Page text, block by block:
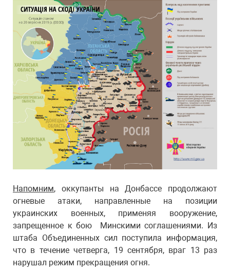
Напомним, оккупанты на Донбассе продолжают
огневые атаки, направленные на позиции
украинских военных, применяя вооружение,
запрещенное к бою Минскими соглашениями. Из
штаба Объединенных сил поступила информация,
что в течение четверга, 19 сентября, враг 13 раз
нарушал режим прекращения огня.